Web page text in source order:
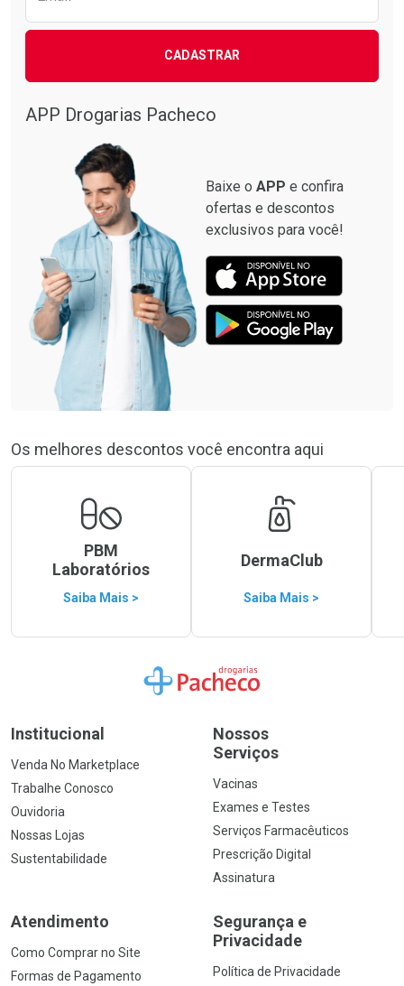
CADASTRAR
APP Drogarias Pacheco
Baixe o APP e confira
ofertas e descontos
exclusivos para você!
Os melhores descontos você encontra aqui
PBM
Laboratórios
Saiba Mais >
DermaClub
Saiba Mais >
Ir para a Home
Institucional
Venda No Marketplace
Trabalhe Conosco
Ouvidoria
Nossas Lojas
Sustentabilidade
Nossos
Serviços
Vacinas
Exames e Testes
Serviços Farmacêuticos
Prescrição Digital
Assinatura
Atendimento
Como Comprar no Site
Formas de Pagamento
Segurança e
Privacidade
Política de Privacidade